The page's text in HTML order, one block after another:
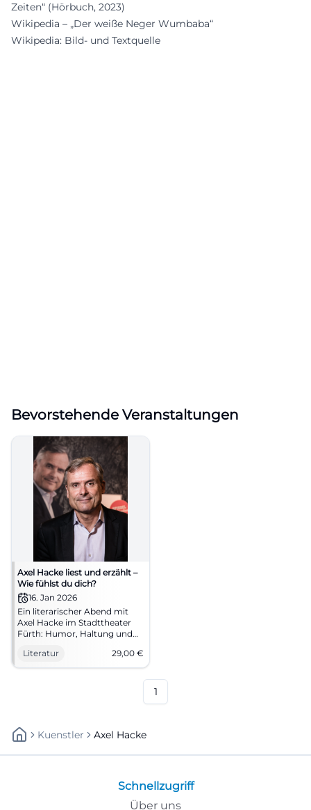
Zeiten“ (Hörbuch, 2023)
Wikipedia – „Der weiße Neger Wumbaba“
Wikipedia: Bild- und Textquelle
Bevorstehende Veranstaltungen
Axel Hacke liest und erzählt –
Wie fühlst du dich?
16. Jan 2026
Ein literarischer Abend mit
Axel Hacke im Stadttheater
Fürth: Humor, Haltung und
Innenleben. 16.01.2026, 19:30
Uhr, 29 €. Inspirierend, nah,
Literatur 29,00 €
1
Kuenstler Axel Hacke
Schnellzugriff
Über uns